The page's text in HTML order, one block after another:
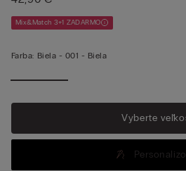
Mix&Match 3+1 ZADARMO
Farba: Biela - 001 - Biela
Vyberte